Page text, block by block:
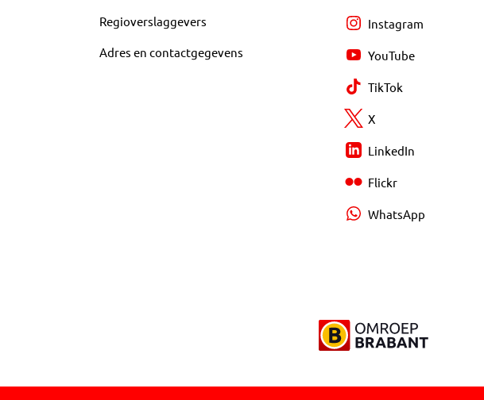
Regioverslaggevers
Adres en contactgegevens
Instagram
YouTube
TikTok
X
LinkedIn
Flickr
WhatsApp